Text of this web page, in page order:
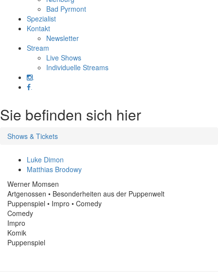
Bad Pyrmont
Spezialist
Kontakt
Newsletter
Stream
Live Shows
Individuelle Streams
.
Sie befinden sich hier
Shows & Tickets
Luke Dimon
Matthias Brodowy
Werner Momsen
Artgenossen • Besonderheiten aus der Puppenwelt
Puppenspiel • Impro • Comedy
Comedy
Impro
Komik
Puppenspiel